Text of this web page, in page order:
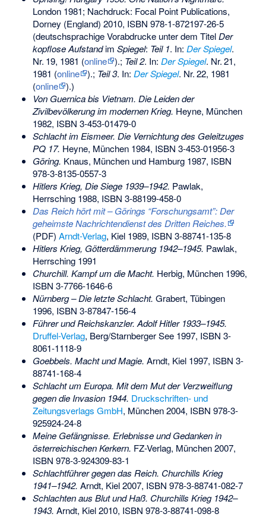
London 1981; Nachdruck: Focal Point Publications,
Dorney (England) 2010, ISBN 978-1-872197-26-5
(deutschsprachige Vorabdrucke unter dem TitelDer
kopflose Aufstandim Spiegel: Teil 1. In: Der Spiegel.
Nr. 19, 1981 (online ).; Teil 2. In: Der Spiegel. Nr.21,
1981 (online ).; Teil 3. In: Der Spiegel. Nr.22, 1981
(online ).)
Von Guernica bis Vietnam. Die Leiden der
Zivilbevölkerung im modernen Krieg. Heyne, München
1982, ISBN 3-453-01479-0
Schlacht im Eismeer. Die Vernichtung des Geleitzuges
PQ 17. Heyne, München 1984, ISBN 3-453-01956-3
Göring. Knaus, München und Hamburg 1987, ISBN
978-3-8135-0557-3
Hitlers Krieg, Die Siege 1939–1942. Pawlak,
Herrsching 1988, ISBN 3-88199-458-0
Das Reich hört mit – Görings “Forschungsamt”: Der
geheimste Nachrichtendienst des Dritten Reiches.
(PDF) Arndt-Verlag, Kiel 1989, ISBN 3-88741-135-8
Hitlers Krieg, Götterdämmerung 1942–1945. Pawlak,
Herrsching 1991
Churchill. Kampf um die Macht. Herbig, München 1996,
ISBN 3-7766-1646-6
Nürnberg – Die letzte Schlacht. Grabert, Tübingen
1996, ISBN 3-87847-156-4
Führer und Reichskanzler. Adolf Hitler 1933–1945.
Druffel-Verlag, Berg/Starnberger See 1997, ISBN 3-
8061-1118-9
Goebbels. Macht und Magie. Arndt, Kiel 1997, ISBN 3-
88741-168-4
Schlacht um Europa. Mit dem Mut der Verzweiflung
gegen die Invasion 1944. Druckschriften- und
Zeitungsverlags GmbH, München 2004, ISBN 978-3-
925924-24-8
Meine Gefängnisse. Erlebnisse und Gedanken in
österreichischen Kerkern. FZ-Verlag, München 2007,
ISBN 978-3-924309-83-1
Schlachtführer gegen das Reich. Churchills Krieg
1941–1942. Arndt, Kiel 2007, ISBN 978-3-88741-082-7
Schlachten aus Blut und Haß. Churchills Krieg 1942–
1943. Arndt, Kiel 2010, ISBN 978-3-88741-098-8